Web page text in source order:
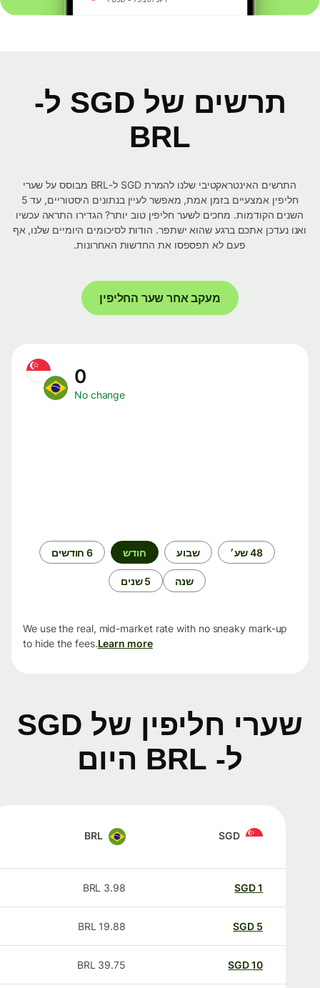
תרשים של SGD ל-
BRL
התרשים האינטראקטיבי שלנו להמרת SGD ל-BRL מבוסס על שערי
חליפין אמצעיים בזמן אמת, מאפשר לעיין בנתונים היסטוריים, עד 5
השנים הקודמות. מחכים לשער חליפין טוב יותר? הגדירו התראה עכשיו
ואנו נעדכן אתכם ברגע שהוא ישתפר. הודות לסיכומים היומיים שלנו, אף
פעם לא תפספסו את החדשות האחרונות.
מעקב אחר שער החליפין
No change
48 שע׳ שבוע חודש 6 חודשים
שנה 5 שנים
We use the real, mid-market rate with no sneaky mark-up
to hide the fees.Learn more
שערי חליפין של SGD
ל- BRL היום
SGD
BRL
SGD
3.98
BRL
SGD
19.88
BRL
SGD
39.75
BRL